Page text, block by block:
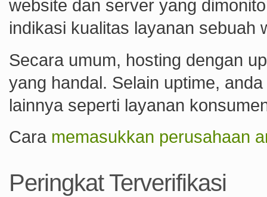
website dan server yang
indikasi kualitas layanan sebuah
Secara umum, hosting dengan
yang handal. Selain uptime,
lainnya seperti layanan
Cara memasukkan perusahaan
Peringkat Terverifikasi